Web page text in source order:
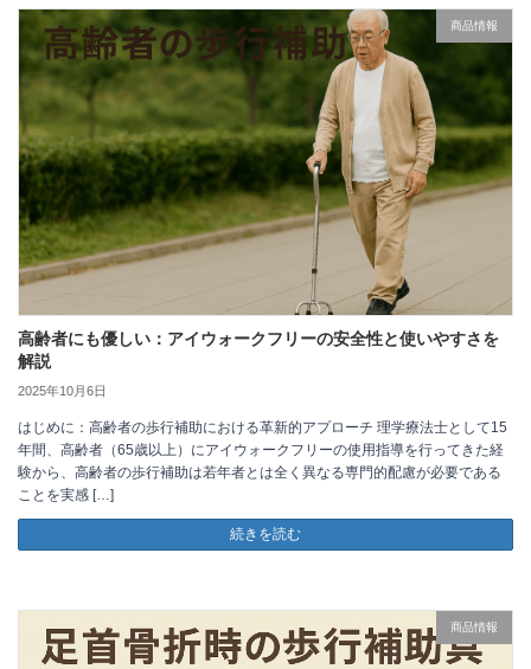
商品情報
高齢者にも優しい：アイウォークフリーの安全性と使いやすさを
解説
2025年10月6日
はじめに：高齢者の歩行補助における革新的アプローチ 理学療法士として15
年間、高齢者（65歳以上）にアイウォークフリーの使用指導を行ってきた経
験から、高齢者の歩行補助は若年者とは全く異なる専門的配慮が必要である
ことを実感 […]
続きを読む
商品情報